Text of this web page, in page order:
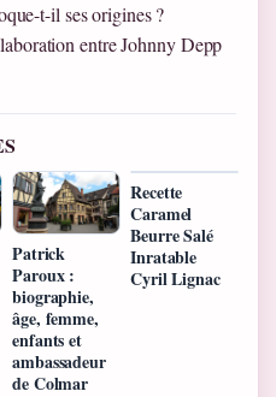
t-il ses origines ?
entre Johnny Depp
Patrick
Paroux :
biographie,
âge, femme,
enfants et
ambassadeur
de Colmar
Recette
Caramel
Beurre Salé
Inratable
Cyril Lignac